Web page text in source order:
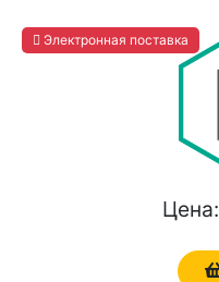
Электронная поставка
Цена: